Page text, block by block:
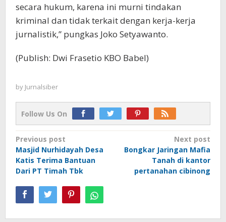
secara hukum, karena ini murni tindakan
kriminal dan tidak terkait dengan kerja-kerja
jurnalistik,” pungkas Joko Setyawanto.
(Publish: Dwi Frasetio KBO Babel)
by Jurnalsiber
Follow Us On
Post
navigation
Previous post
Masjid Nurhidayah Desa
Katis Terima Bantuan
Dari PT Timah Tbk
Next post
Bongkar Jaringan Mafia
Tanah di kantor
pertanahan cibinong